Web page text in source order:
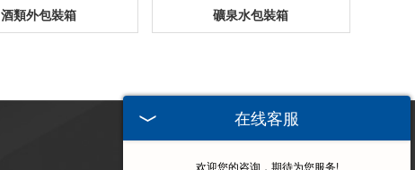
酒類外包裝箱 礦泉水包裝箱
訪（fǎng）問
在线客服
欢迎您的咨询，期待为您服务!